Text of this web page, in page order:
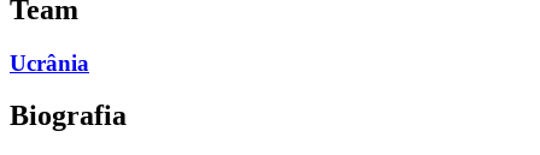
Team
Ucrânia
Biografia